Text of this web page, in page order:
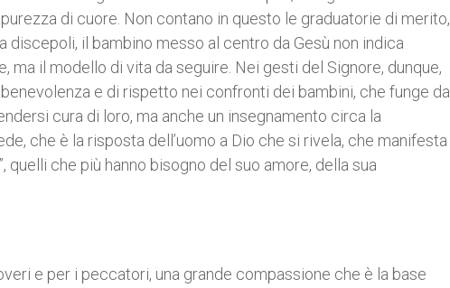
di cuore. Non contano in questo le graduatorie di merito,
discepoli, il bambino messo al centro da Gesù non indica
il modello di vita da seguire. Nei gesti del Signore, dunque,
e di rispetto nei confronti dei bambini, che funge da
cura di loro, ma anche un insegnamento circa la
che è la risposta dell’uomo a Dio che si rivela, che manifesta
che più hanno bisogno del suo amore, della sua
e per i peccatori, una grande compassione che è la base